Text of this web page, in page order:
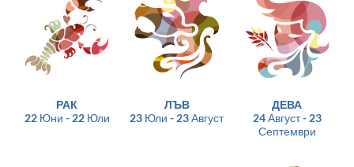
РАК
22 Юни - 22 Юли
ЛЪВ
23 Юли - 23 Август
ДЕВА
24 Август - 23
Септември